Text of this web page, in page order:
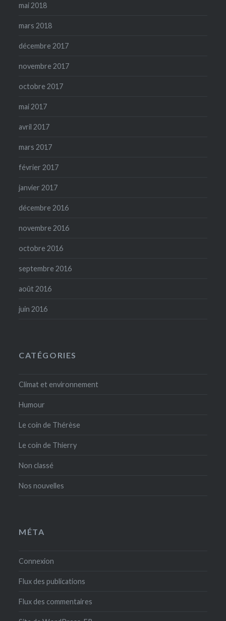
mai 2018
mars 2018
décembre 2017
novembre 2017
octobre 2017
mai 2017
avril 2017
mars 2017
février 2017
janvier 2017
décembre 2016
novembre 2016
octobre 2016
septembre 2016
août 2016
juin 2016
CATÉGORIES
Climat et environnement
Humour
Le coin de Thérèse
Le coin de Thierry
Non classé
Nos nouvelles
MÉTA
Connexion
Flux des publications
Flux des commentaires